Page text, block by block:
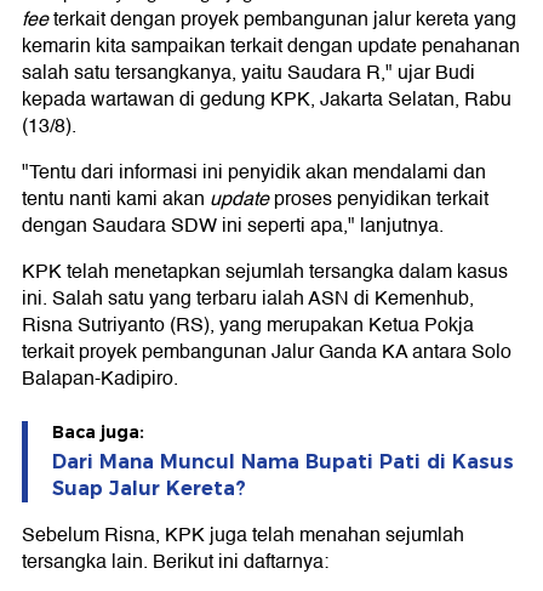
feeterkait dengan proyek pembangunan jalur kereta yang
kemarin kita sampaikan terkait dengan update penahanan
salah satu tersangkanya, yaitu Saudara R," ujar Budi
kepada wartawan di gedung KPK, Jakarta Selatan, Rabu
(13/8).
"Tentu dari informasi ini penyidik akan mendalami dan
tentu nanti kami akan updateproses penyidikan terkait
dengan Saudara SDW ini seperti apa," lanjutnya.
KPK telah menetapkan sejumlah tersangka dalam kasus
ini. Salah satu yang terbaru ialah ASN di Kemenhub,
Risna Sutriyanto (RS), yang merupakan Ketua Pokja
terkait proyek pembangunan Jalur Ganda KA antara Solo
Balapan-Kadipiro.
Baca juga:
Dari Mana Muncul Nama Bupati Pati di Kasus
Suap Jalur Kereta?
Sebelum Risna, KPK juga telah menahan sejumlah
tersangka lain. Berikut ini daftarnya: